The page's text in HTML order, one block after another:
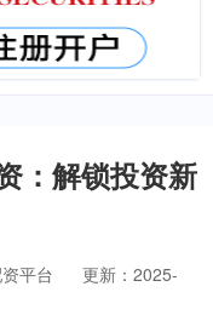
：解锁投资新
平台
更新：2025-